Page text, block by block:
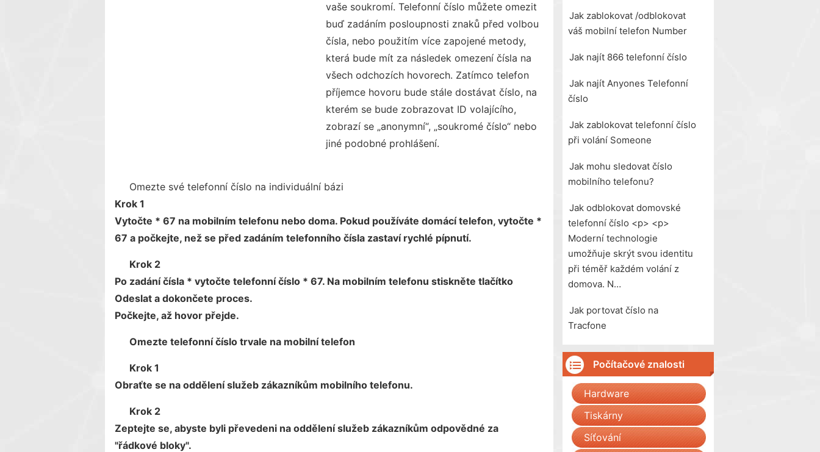
vaše soukromí. Telefonní číslo můžete omezit
buď zadáním posloupnosti znaků před volbou
čísla, nebo použitím více zapojené metody,
která bude mít za následek omezení čísla na
všech odchozích hovorech. Zatímco telefon
příjemce hovoru bude stále dostávat číslo, na
kterém se bude zobrazovat ID volajícího,
zobrazí se „anonymní“, „soukromé číslo“ nebo
jiné podobné prohlášení.
Omezte své telefonní číslo na individuální bázi
Krok 1
Vytočte * 67 na mobilním telefonu nebo doma. Pokud používáte domácí telefon, vytočte *
67 a počkejte, než se před zadáním telefonního čísla zastaví rychlé pípnutí.
Krok 2
Po zadání čísla * vytočte telefonní číslo * 67. Na mobilním telefonu stiskněte tlačítko
Odeslat a dokončete proces.
Počkejte, až hovor přejde.
Omezte telefonní číslo trvale na mobilní telefon
Krok 1
Obraťte se na oddělení služeb zákazníkům mobilního telefonu.
Krok 2
Zeptejte se, abyste byli převedeni na oddělení služeb zákazníkům odpovědné za
"řádkové bloky".
Jak zablokovat /odblokovat
váš mobilní telefon Number
Jak najít 866 telefonní číslo
Jak najít Anyones Telefonní
číslo
Jak zablokovat telefonní číslo
při volání Someone
Jak mohu sledovat číslo
mobilního telefonu?
Jak odblokovat domovské
telefonní číslo <p> <p>
Moderní technologie
umožňuje skrýt svou identitu
při téměř každém volání z
domova. N…
Jak portovat číslo na
Tracfone
Počítačové znalosti
Hardware
Tiskárny
Síťování